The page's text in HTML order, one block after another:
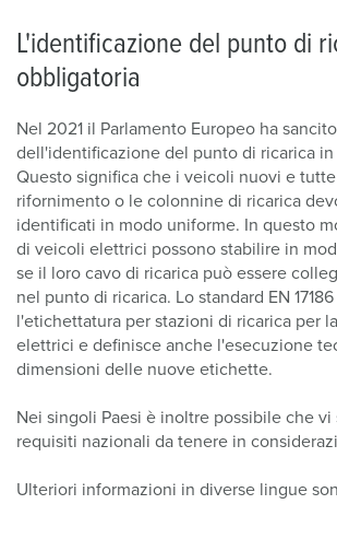
L'identificazione del punto di
obbligatoria
Nel 2021 il Parlamento Europeo ha
dell'identificazione del punto di ricarica in
Questo significa che i veicoli nuovi e
rifornimento o le colonnine di ricarica
identificati in modo uniforme. In questo
di veicoli elettrici possono stabilire in
se il loro cavo di ricarica può essere
nel punto di ricarica. Lo standard EN
l'etichettatura per stazioni di ricarica per
elettrici e definisce anche l'esecuzione
dimensioni delle nuove etichette.
Nei singoli Paesi è inoltre possibile che vi
requisiti nazionali da tenere in
Ulteriori informazioni in diverse lingue